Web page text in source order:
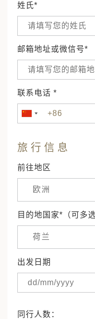
姓氏*
邮箱地址或微信号*
联系电话 *
旅行信息
前往地区
欧洲
目的地国家*（可多选
荷兰
出发日期
同行人数：